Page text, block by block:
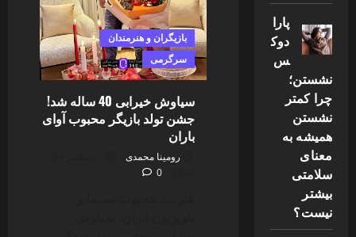
بازیگران و هنرمندان
سرگرمی
سیاوش خیرابی 40 ساله شد!
جشن تولد بازیگر محبوب آوای
باران
رومینا محمدی
0
پارا
دوک
س
نشستن؛
چرا کمتر
نشستن
همیشه به
معنای
سلامتی
بیشتر
نیست؟